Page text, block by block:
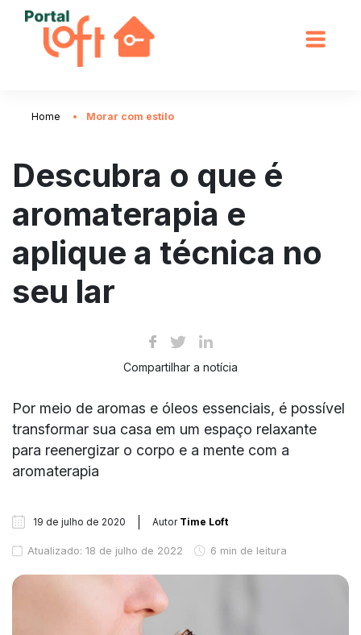
Home Morar com estilo
Descubra o que é
aromaterapia e
aplique a técnica no
seu lar
Compartilhar a notícia
Por meio de aromas e óleos essenciais, é possível
transformar sua casa em um espaço relaxante
para reenergizar o corpo e a mente com a
aromaterapia
19 de julho de 2020 Autor Time Loft
Atualizado: 18 de julho de 2022 6 min de leitura